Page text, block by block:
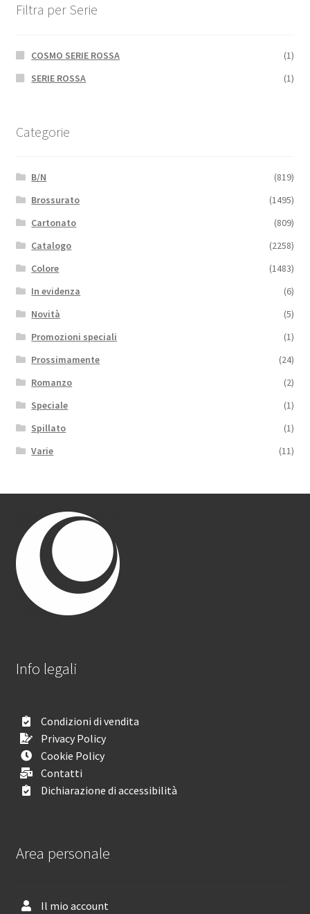
Filtra per Serie
COSMO SERIE ROSSA
(1)
SERIE ROSSA
(1)
Categorie
B/N
(819)
Brossurato
(1495)
Cartonato
(809)
Catalogo
(2258)
Colore
(1483)
In evidenza
(6)
Novità
(5)
Promozioni speciali
(1)
Prossimamente
(24)
Romanzo
(2)
Speciale
(1)
Spillato
(1)
Varie
(11)
Info legali
Condizioni di vendita
Privacy Policy
Cookie Policy
Contatti
Dichiarazione di accessibilità
Area personale
Il mio account